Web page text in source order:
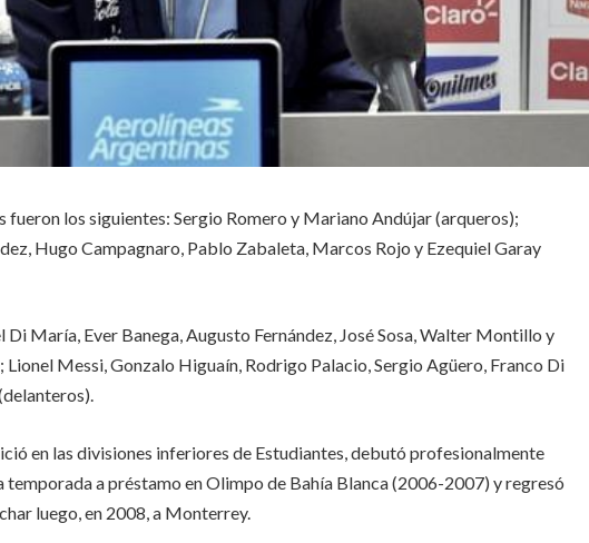
los siguientes: Sergio Romero y Mariano Andújar (arqueros);
Hugo Campagnaro, Pablo Zabaleta, Marcos Rojo y Ezequiel Garay
Di María, Ever Banega, Augusto Fernández, José Sosa, Walter Montillo y
Lionel Messi, Gonzalo Higuaín, Rodrigo Palacio, Sergio Agüero, Franco Di
en las divisiones inferiores de Estudiantes, debutó profesionalmente
temporada a préstamo en Olimpo de Bahía Blanca (2006-2007) y regresó
luego, en 2008, a Monterrey.